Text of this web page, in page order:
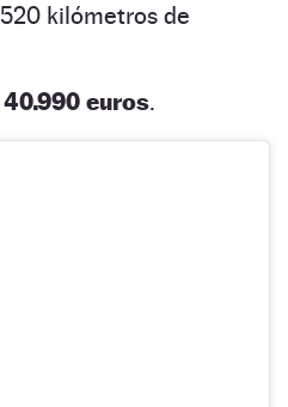
kilómetros de
40.990 euros.